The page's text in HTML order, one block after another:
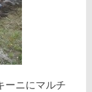
ーニにマルチ